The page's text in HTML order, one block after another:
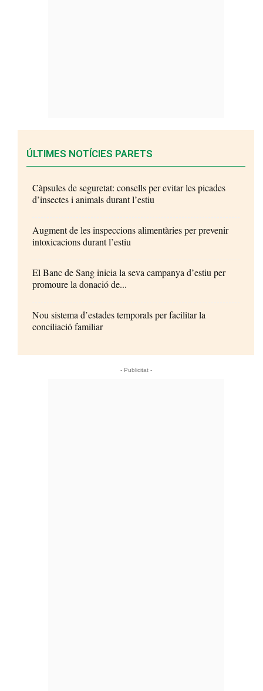
ÚLTIMES NOTÍCIES PARETS
Càpsules de seguretat: consells per evitar les picades
d’insectes i animals durant l’estiu
Augment de les inspeccions alimentàries per prevenir
intoxicacions durant l’estiu
El Banc de Sang inicia la seva campanya d’estiu per
promoure la donació de...
Nou sistema d’estades temporals per facilitar la
conciliació familiar
- Publicitat -